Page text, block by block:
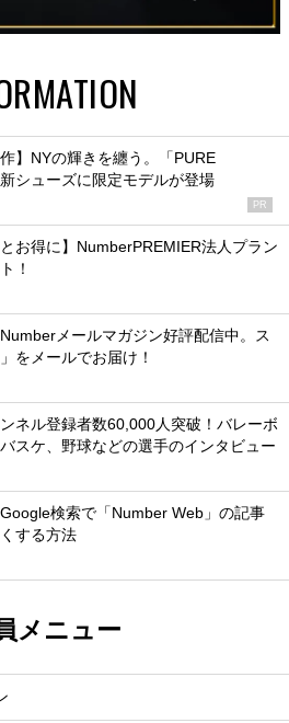
作】NYの輝きを纏う。「PURE
シューズに限定モデルが登場
PR
とお得に】NumberPREMIER法人プラン
！
Numberメールマガジン好評配信中。ス
をメールでお届け！
ネル登録者数60,000人突破！バレーボ
スケ、野球などの選手のインタビュー
Google検索で「Number Web」の記事
する方法
メニュー